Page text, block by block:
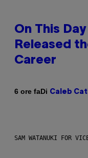
On This
Released
Career
6 ore faDi Caleb
SAM WATANUKI FOR